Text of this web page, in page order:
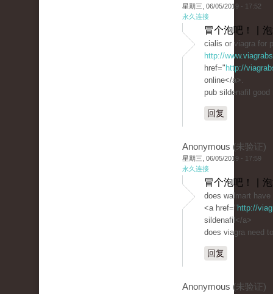
星期三, 06/05/2019 - 17:52
永久连接
冒个泡吧！ |
cialis or viagra for
http://
href=" http://
online</a>.
pub sildenafil good
回复
Anonymous (未验证)
星期三, 06/05/2019 - 17:59
永久连接
冒个泡吧！ |
does walmart
<a href=" http://
sildenafil</a>
does viagra need
回复
Anonymous (未验证)